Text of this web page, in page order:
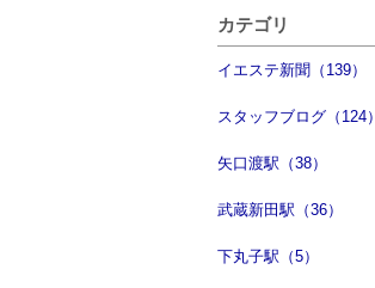
カテゴリ
イエステ新聞（139）
スタッフブログ（124）
矢口渡駅（38）
武蔵新田駅（36）
下丸子駅（5）